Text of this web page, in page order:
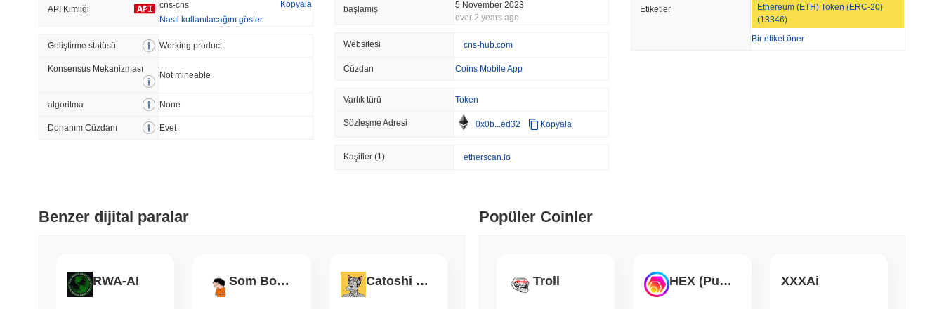
Trend Olan
HEX (Pulsechain)
8.34%
Son Eklenen
CLARITY Yasası Ağustos Ara Tatiline Yaklaşırken Duraklama
August 07 2026
August 07 2026
'Son Derece Kötü': Bitcoin Kırmızı Takımı, Yaklaşık Bir Günde 85 Kritik
Hata Tespit Etti
API Kimliği cns-cns
Kopyala
Nasıl kullanılacağını göster
Geliştirme statüsü Working product
Konsensus Mekanizması
Not mineable
algoritma None
Donanım Cüzdanı Evet
başlamış
5 November 2023
over 2 years ago
Websitesi cns-hub.com
Cüzdan Coins Mobile App
Varlık türü Token
Sözleşme Adresi 0x0b...ed32 Kopyala
Kaşifler(1) etherscan.io
Etiketler
Ethereum (ETH) Token (ERC-20)
(13346)
Bir etiket öner
Benzer dijital paralar
RWA-AI Som Bonkmon Fraud Catoshi Nakamoto
Popüler Coinler
Troll HEX (Pulsechain) XXXAi